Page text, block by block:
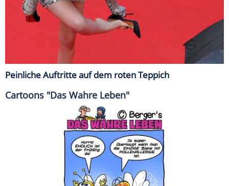
Peinliche Auftritte auf dem roten Teppich
Cartoons "Das Wahre Leben"